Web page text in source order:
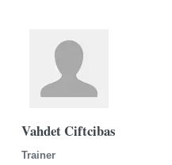
Vahdet Ciftcibas
Trainer